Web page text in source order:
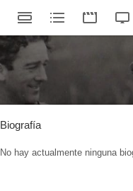
Biografía
No hay actualmente ninguna